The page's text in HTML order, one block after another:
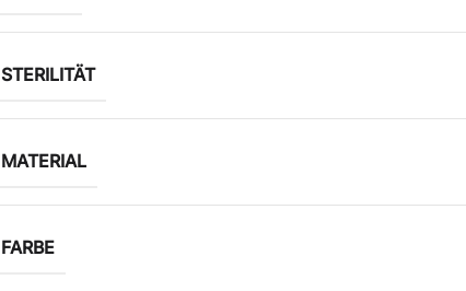
STERILITÄT
MATERIAL
FARBE